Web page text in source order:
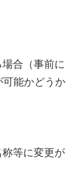
合（事前に
能かどうか
等に変更が